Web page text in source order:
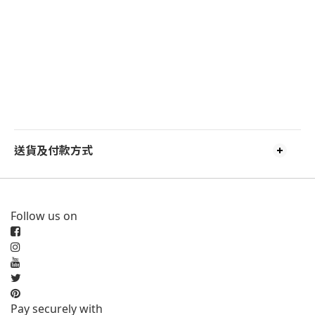
送貨及付款方式
Follow us on
Pay securely with